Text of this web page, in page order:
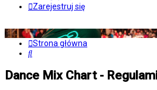
Zarejestruj się
Strona główna
Szukaj
Dance Mix Chart -